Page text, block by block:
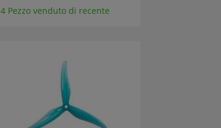
4 Pezzo venduto di recente